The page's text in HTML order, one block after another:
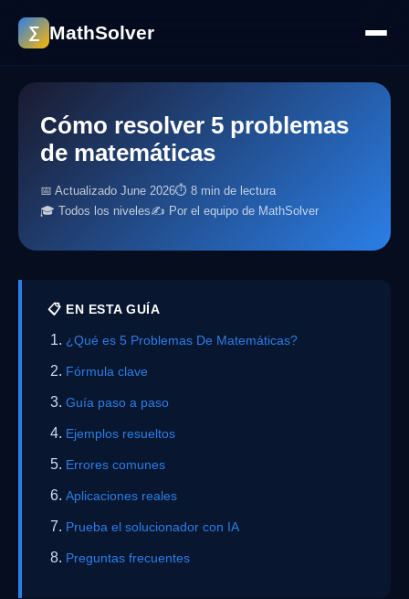
∑ MathSolver
Cómo resolver 5 problemas
de matemáticas
📅 Actualizado June 2026⏱ 8 min de lectura
🎓 Todos los niveles✍️ Por el equipo de MathSolver
📋 EN ESTA GUÍA
¿Qué es 5 Problemas De Matemáticas?
Fórmula clave
Guía paso a paso
Ejemplos resueltos
Errores comunes
Aplicaciones reales
Prueba el solucionador con IA
Preguntas frecuentes